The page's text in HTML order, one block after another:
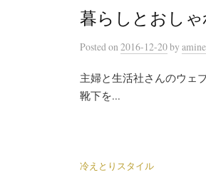
暮らしとおしゃ
Postedon 2016-12-20by
主婦と生活社さんのウェ
靴下を...
冷えとりスタイル